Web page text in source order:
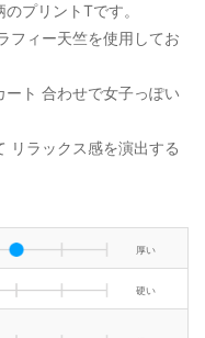
プリントTです。
フィー天竺を使用してお
ト 合わせで女子っぽい
リラックス感を演出する
厚い
硬い